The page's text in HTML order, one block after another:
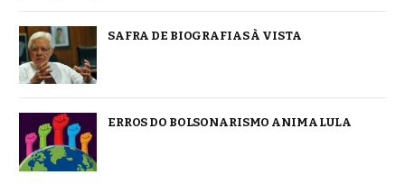
SAFRA DE BIOGRAFIAS À VISTA
ERROS DO BOLSONARISMO ANIMA LULA